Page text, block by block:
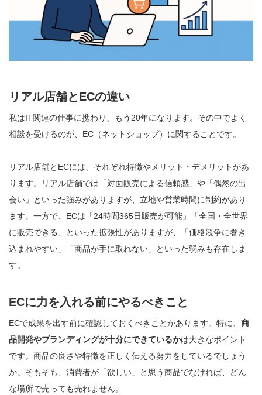
リアル店舗とECの違い
私はIT関連の仕事に携わり、もう20年になります。その中でよく
相談を受けるのが、EC（ネットショップ）に関することです。
リアル店舗とECには、それぞれ特徴やメリット・デメリットがあ
ります。リアル店舗では「対面販売による信頼感」や「偶然の出
会い」といった強みがありますが、立地や営業時間に制約があり
ます。一方で、ECは「24時間365日販売が可能」「全国・全世界
に販売できる」といった拡張性がありますが、「価格競争に巻き
込まれやすい」「商品が手に取れない」といった弱みも存在しま
す。
ECに力を入れる前にやるべきこと
ECで成果を出す前に確認しておくべきことがあります。特に、 商
品開発やブランディングが十分にできているかは大きなポイント
です。商品の良さや特徴を正しく伝える努力をしているでしょう
か。そもそも、消費者が「欲しい」と思う商品でなければ、どん
な場所で売っても売れません。